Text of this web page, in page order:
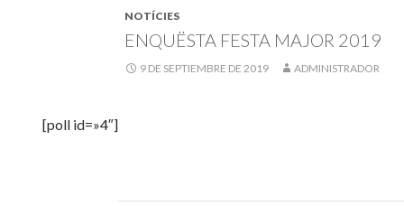
NOTÍCIES
ENQUËSTA FESTA MAJOR 2019
9 DE SEPTIEMBRE DE 2019 ADMINISTRADOR
[poll id=»4″]